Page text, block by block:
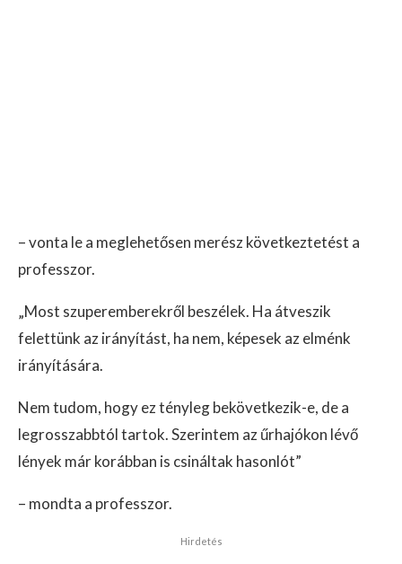
– vonta le a meglehetősen merész következtetést a
professzor.
„Most szuperemberekről beszélek. Ha átveszik
felettünk az irányítást, ha nem, képesek az elménk
irányítására.
Nem tudom, hogy ez tényleg bekövetkezik-e, de a
legrosszabbtól tartok. Szerintem az űrhajókon lévő
lények már korábban is csináltak hasonlót”
– mondta a professzor.
Hirdetés